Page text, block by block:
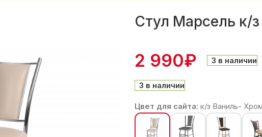
Стул Марсель к/
2 990₽ 3 в наличии
3 в наличии
Цвет для сайта: к/з Ваниль-